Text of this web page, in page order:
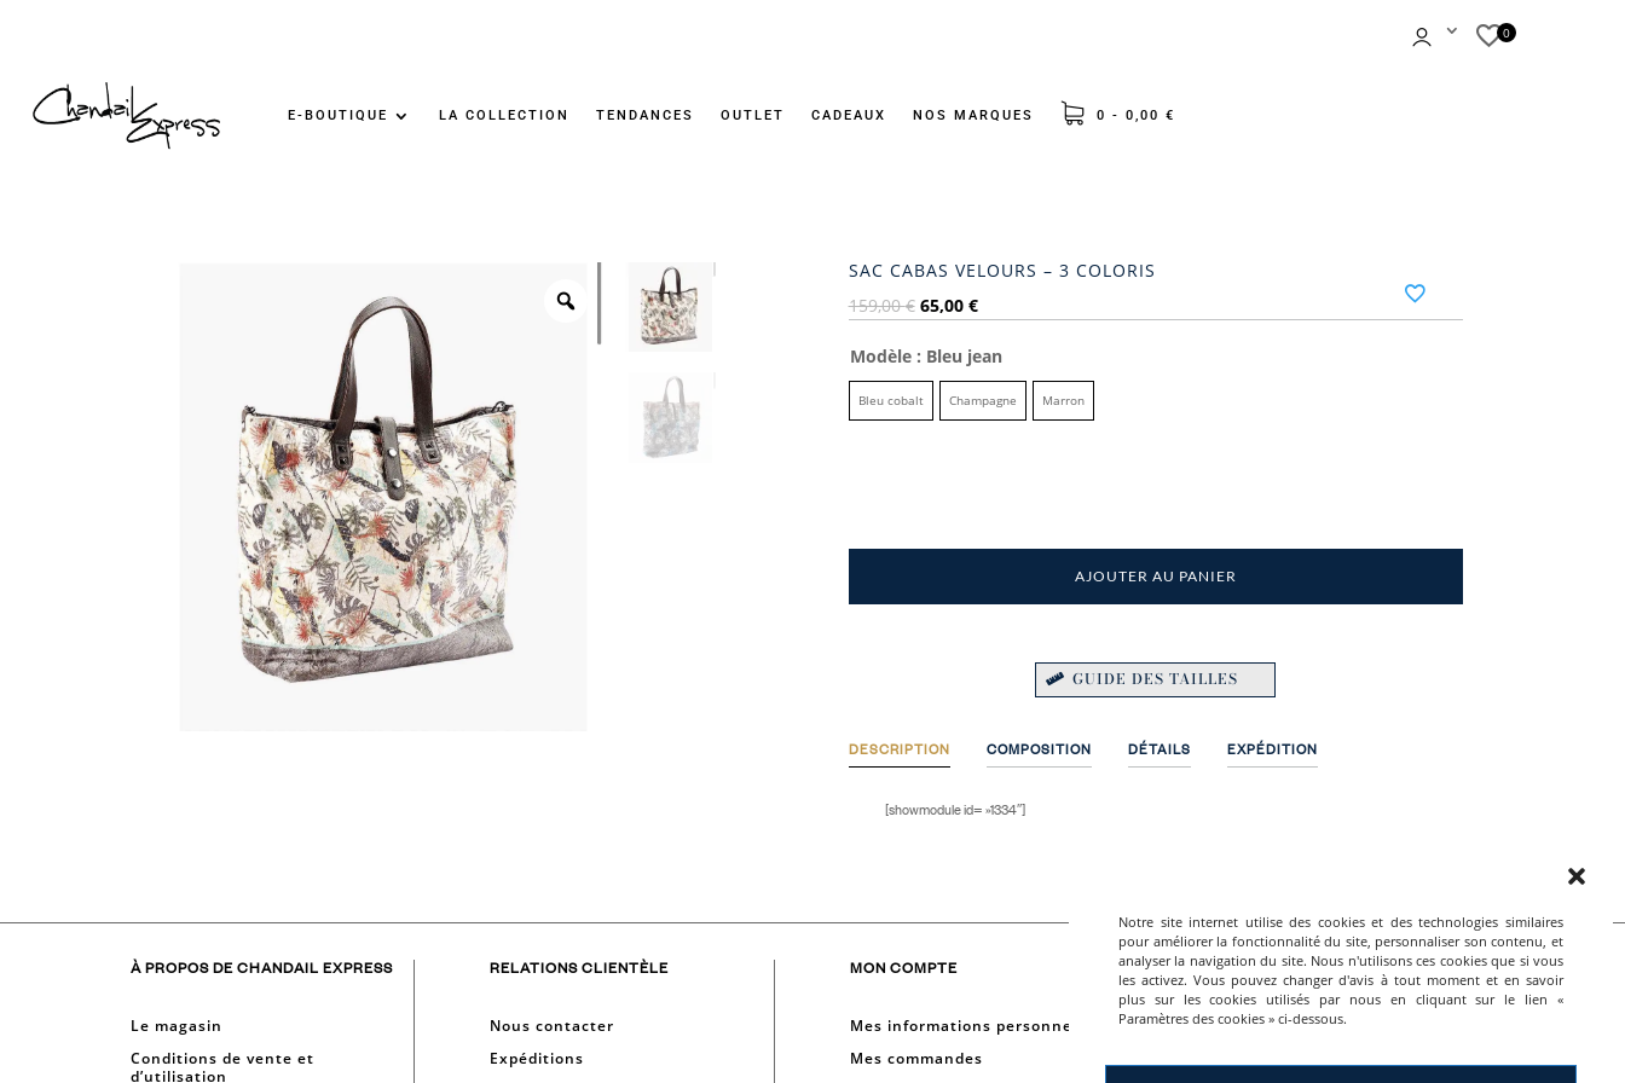
Notre site internet utilise des cookies et des technologies similaires
pour améliorer la fonctionnalité du site, personnaliser son contenu, et
analyser la navigation du site. Nous n'utilisons ces cookies que si vous
les activez. Vous pouvez changer d'avis à tout moment et en savoir
plus sur les cookies utilisés par nous en cliquant sur le lien «
Paramètres des cookies » ci-dessous.
E-BOUTIQUE LA COLLECTION TENDANCES OUTLET CADEAUX NOS MARQUES 0 - 0,00 €
SAC CABAS VELOURS – 3 COLORIS
159,00€ Le
initial
était :
159,00 €.
65,00 €Le
actuel
est :
65,00 €.
Modèle: Bleu jean
Bleu cobalt Champagne Marron
AJOUTER AU PANIER
GUIDE DES TAILLES
DESCRIPTION COMPOSITION DÉTAILS EXPÉDITION
[showmodule id= »1334″]
À PROPOS DE CHANDAIL EXPRESS
Le magasin
Conditions de vente et
d’utilisation
RELATIONS CLIENTÈLE
Nous contacter
Expéditions
MON COMPTE
Mes informations personnelles
Mes commandes
NOUS JOINDRE
+33 (0) 4 93 39 80 36